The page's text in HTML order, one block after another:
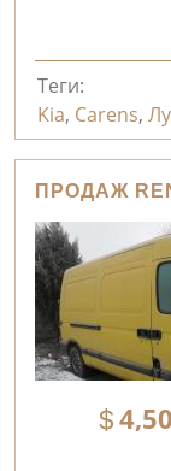
Теги:
Kia, Carens,
ПРОДАЖ